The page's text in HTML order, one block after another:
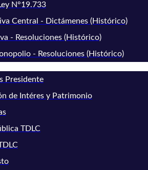
N°19.733
Central - Dictámenes (Histórico)
- Resoluciones (Histórico)
- Resoluciones (Histórico)
Presidente
de Intéres y Patrimonio
TDLC